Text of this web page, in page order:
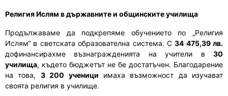
Религия Ислям в държавните и общинските училища
Продължаваме да подкрепяме обучението по „Религия
Ислям“ в светската образователна система. С34 475,39 лв.
дофинансирахме възнагражденията на учители в 30
училища, където бюджетът не бе достатъчен. Благодарение
на това, 3 200 ученици имаха възможност да изучават
своята религия в училище.